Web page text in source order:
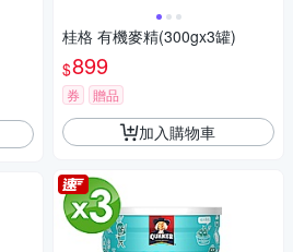
桂格 有機麥精(300gx3罐)
$899
券 贈品
加入購物車